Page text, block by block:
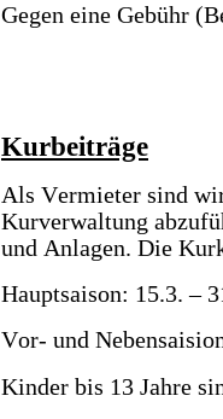
Gegen eine Gebühr
Kurbeiträge
Als Vermieter sind
Kurverwaltung
und Anlagen. Die
Hauptsaison: 15.3. –
Vor- und
Kinder bis 13 Jahre